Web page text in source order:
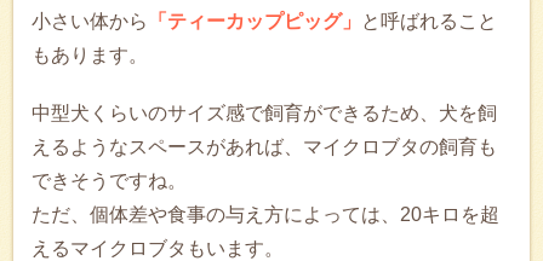
小さい体から
「ティーカップピッグ」
と呼ばれること
もあります。
中型犬くらいのサイズ感で飼育ができるため、犬を飼
えるようなスペースがあれば、マイクロブタの飼育も
できそうですね。
ただ、個体差や食事の与え方によっては、20キロを超
えるマイクロブタもいます。